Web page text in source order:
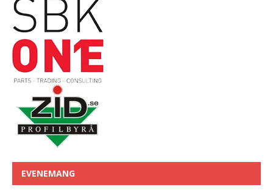
EVENEMANG